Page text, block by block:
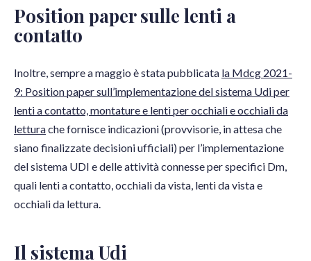
Position paper sulle lenti a
contatto
Inoltre, sempre a maggio è stata pubblicata la Mdcg 2021-
9: Position paper sull’implementazione del sistema Udi per
lenti a contatto, montature e lenti per occhiali e occhiali da
letturache fornisce indicazioni (provvisorie, in attesa che
siano finalizzate decisioni ufficiali) per l’implementazione
del sistema UDI e delle attività connesse per specifici Dm,
quali lenti a contatto, occhiali da vista, lenti da vista e
occhiali da lettura.
Il sistema Udi